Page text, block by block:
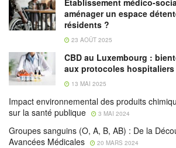
aménager un espace
résidents ?
23 AOÛT 2025
CBD au Luxembourg :
aux protocoles hospitaliers
13 MAI 2025
Impact environnemental des produits
sur la santé publique
3 MAI 2024
Groupes sanguins (O, A, B, AB) : De la
Avancées Médicales
20 MARS 2024